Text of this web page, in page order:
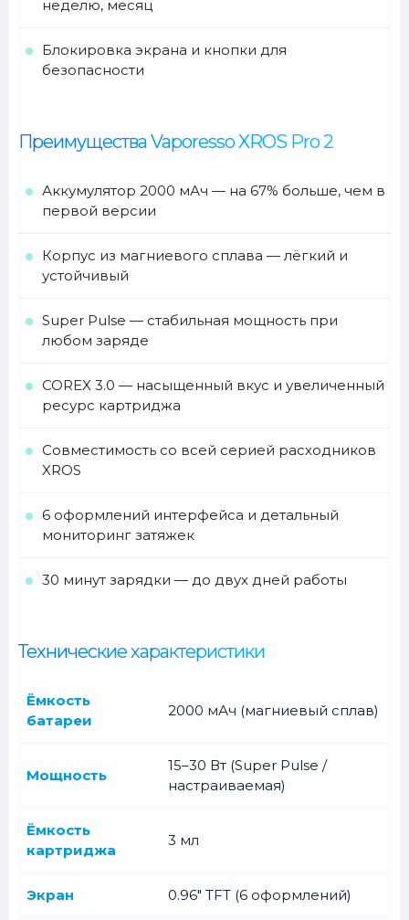
неделю, месяц
Блокировка экрана и кнопки для
безопасности
Преимущества Vaporesso XROS Pro 2
Аккумулятор 2000 мАч — на 67% больше, чем в
первой версии
Корпус из магниевого сплава — лёгкий и
устойчивый
Super Pulse — стабильная мощность при
любом заряде
COREX 3.0 — насыщенный вкус и увеличенный
ресурс картриджа
Совместимость со всей серией расходников
XROS
6 оформлений интерфейса и детальный
мониторинг затяжек
30 минут зарядки — до двух дней работы
Технические характеристики
Ёмкость
батареи
2000 мАч (магниевый сплав)
Мощность
15–30 Вт (Super Pulse /
настраиваемая)
Ёмкость
картриджа
3 мл
Экран 0.96" TFT (6 оформлений)